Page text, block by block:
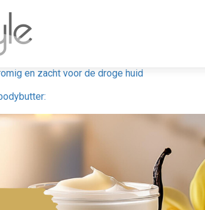
en zacht voor de droge huid